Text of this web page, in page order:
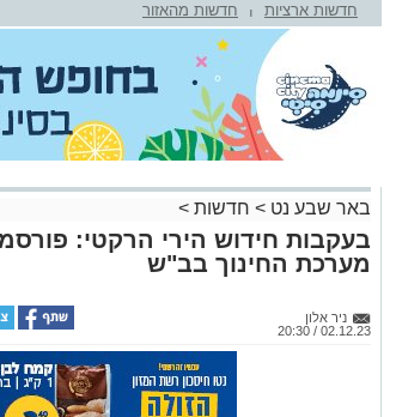
עסקים
טיפים והמלצותחדשות ארציות חדשות מהאזור
באר שבע נט > חדשות >
בעקבות חידוש הירי הרקטי:
מערכת החינוך בב"ש
ניר אלון
02.12.23 / 20:30